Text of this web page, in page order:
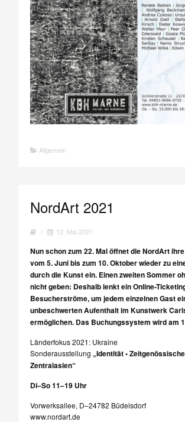
Allgemein
NordArt 2021
/ 12. Mai 2021
Nun schon zum 22. Mal öffnet die NordArt
vom 5. Juni bis zum 10. Oktober wieder zu
durch die Kunst ein. Einen zweiten Sommer
nicht geben: Deshalb lenkt ein Online-
Besucherströme, um jedem einzelnen Gast
unbeschwerten Aufenthalt im Kunstwerk
ermöglichen. Das Buchungssystem wird am
Länderfokus 2021: Ukraine
Sonderausstellung „Identität •
Zentralasien“
Di–So 11–19 Uhr
Vorwerksallee, D–24782 Büdelsdorf
www.nordart.de